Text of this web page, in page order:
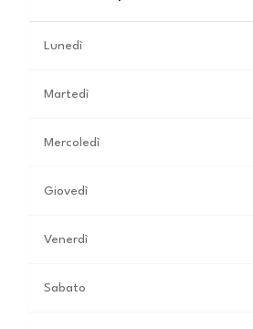
Lunedì
Martedì
Mercoledì
Giovedì
Venerdì
Sabato